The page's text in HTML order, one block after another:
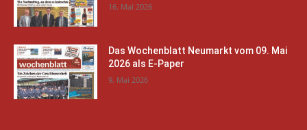
16. Mai 2026
Das Wochenblatt Neumarkt vom 09. Mai
2026 als E-Paper
9. Mai 2026